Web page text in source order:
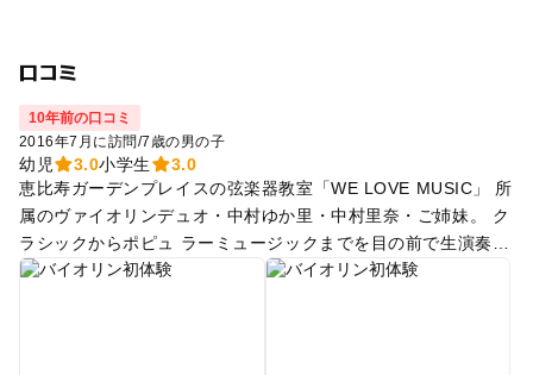
口コミ
10年前の口コミ
2016年7月に訪問/7歳の男の子
幼児 3.0小学生
3.0
恵比寿ガーデンプレイスの弦楽器教室「WE LOVE MUSIC」 所
属のヴァイオリンデュオ・中村ゆか里・中村里奈・ご姉妹。 ク
ラシックからポピュ ラーミュージックまでを目の前で生演奏し
て下さいました。 演奏の後は、その姉妹の先生ご指導のもと実